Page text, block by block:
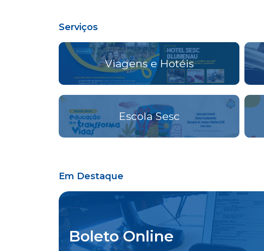
Serviços
Viagens e Hotéis
Escola Sesc
Em Destaque
Boleto Online